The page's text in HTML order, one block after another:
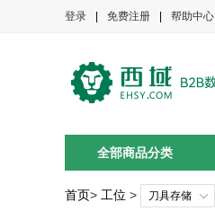
登录 免费注册 帮助中心
全部商品分类
首页> 工位 > 刀具存储